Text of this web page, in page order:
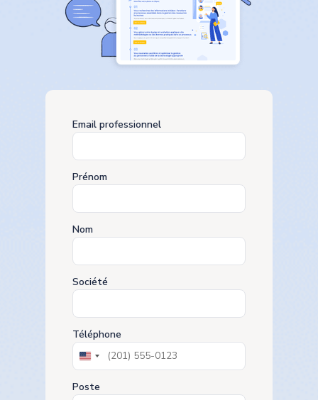
Email professionnel
Prénom
Nom
Société
Téléphone
United
States
+1
Poste